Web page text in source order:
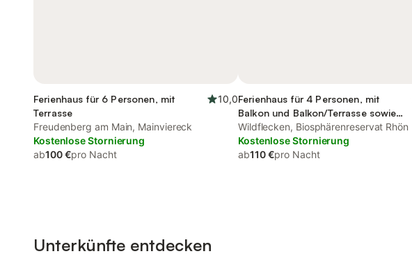
Ferienhaus für 6 Personen, mit
Terrasse
10,0
Freudenberg am Main, Mainviereck
Kostenlose Stornierung
ab100 €pro Nacht
Ferienhaus für 4 Personen, mit
Balkon und Balkon/Terrasse sowie
Terrasse und Garten
Wildflecken, Biosphärenreservat Rhön
Kostenlose Stornierung
ab110 €pro Nacht
Unterkünfte entdecken